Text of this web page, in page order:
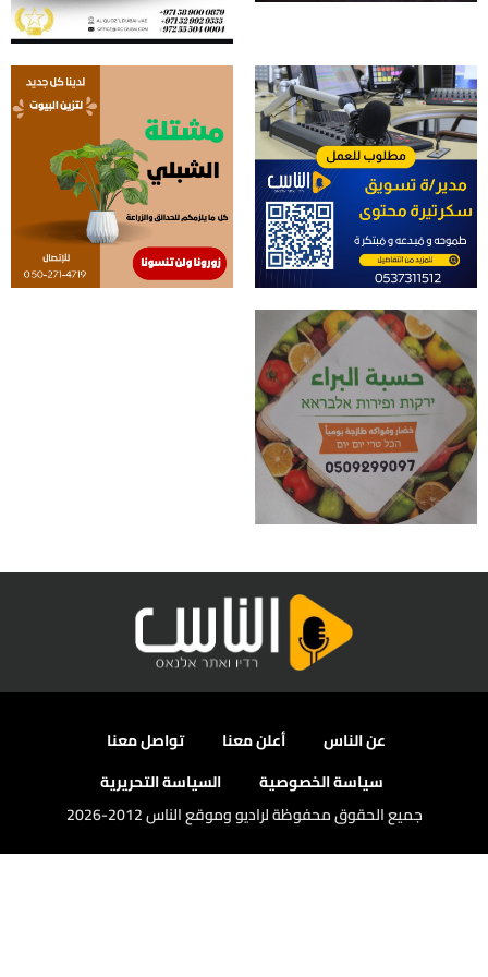
عن الناس أعلن معنا
تواصل معنا
سياسة الخصوصية
السياسة التحريرية
جميع الحقوق محفوظة لراديو وموقع الناس 2012-2026